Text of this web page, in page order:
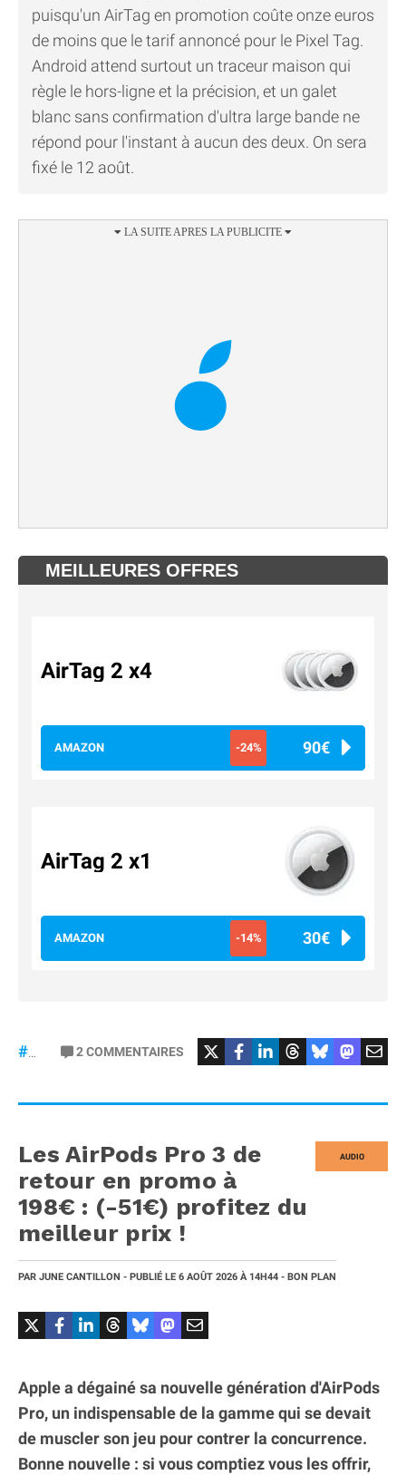
puisqu'un AirTag en promotion coûte onze euros
de moins que le tarif annoncé pour le Pixel Tag.
Android attend surtout un traceur maison qui
règle le hors-ligne et la précision, et un galet
blanc sans confirmation d'ultra large bande ne
répond pour l'instant à aucun des deux. On sera
fixé le 12 août.
MEILLEURES OFFRES
AirTag 2 x4
AMAZON -24% 90€
AirTag 2 x1
AMAZON -14% 30€
#Google#pixeltag
2COMMENTAIRES
AUDIO
Les AirPods Pro 3 de
retour en promo à
198€ : (-51€) profitez du
meilleur prix !
PAR JUNE CANTILLON - PUBLIÉ LE 6 AOÛT 2026 À 14H44 - BON PLAN
Apple a dégainé sa nouvelle génération d'AirPods
Pro, un indispensable de la gamme qui se devait
de muscler son jeu pour contrer la concurrence.
Bonne nouvelle : si vous comptiez vous les offrir,